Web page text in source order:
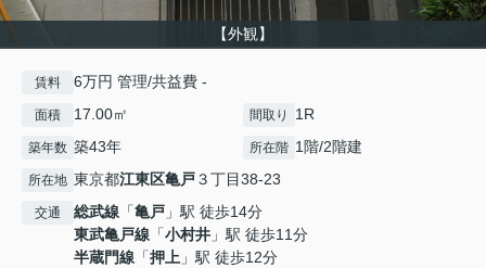
【外観】
賃料 6万円 管理/共益費 -
面積 17.00㎡ 間取り 1R
築年数 築43年 所在階 1階/2階建
所在地 東京都江東区亀戸３丁目38-23
交通 総武線 「亀戸 」駅 徒歩14分
東武亀戸線 「小村井 」駅 徒歩11分
半蔵門線 「押上 」駅 徒歩12分